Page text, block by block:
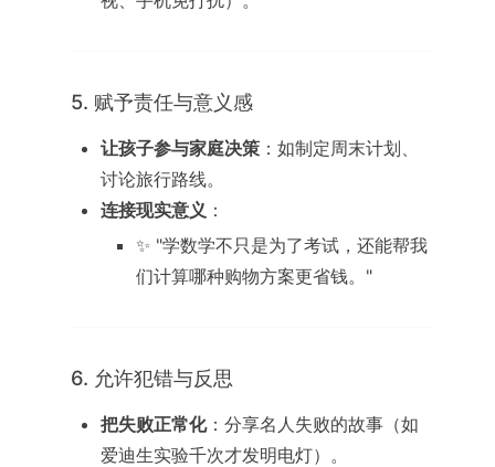
5. 赋予责任与意义感
让孩子参与家庭决策 ：如制定周末计划、
讨论旅行路线。
连接现实意义 ：
✨ "学数学不只是为了考试，还能帮我
们计算哪种购物方案更省钱。"
6. 允许犯错与反思
把失败正常化：分享名人失败的故事（如
爱迪生实验千次才发明电灯）。